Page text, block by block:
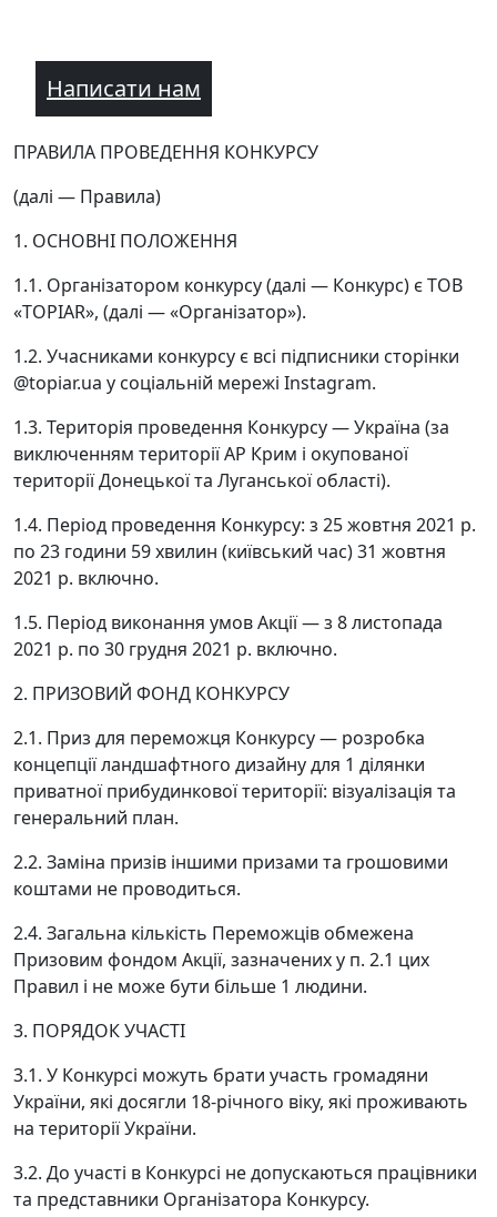
Написати нам
ПРАВИЛА ПРОВЕДЕННЯ КОНКУРСУ
(далі — Правила)
1. ОСНОВНІ ПОЛОЖЕННЯ
1.1. Організатором конкурсу (далі — Конкурс) є ТОВ
«TOPIAR», (далі — «Організатор»).
1.2. Учасниками конкурсу є всі підписники сторінки
@topiar.ua у соціальній мережі Instagram.
1.3. Територія проведення Конкурсу — Україна (за
виключенням території АР Крим і окупованої
території Донецької та Луганської області).
1.4. Період проведення Конкурсу: з 25 жовтня 2021 р.
по 23 години 59 хвилин (київський час) 31 жовтня
2021 р. включно.
1.5. Період виконання умов Акції — з 8 листопада
2021 р. по 30 грудня 2021 р. включно.
2. ПРИЗОВИЙ ФОНД КОНКУРСУ
2.1. Приз для переможця Конкурсу — розробка
концепції ландшафтного дизайну для 1 ділянки
приватної прибудинкової території: візуалізація та
генеральний план.
2.2. Заміна призів іншими призами та грошовими
коштами не проводиться.
2.4. Загальна кількість Переможців обмежена
Призовим фондом Акції, зазначених у п. 2.1 цих
Правил і не може бути більше 1 людини.
3. ПОРЯДОК УЧАСТІ
3.1. У Конкурсі можуть брати участь громадяни
України, які досягли 18-річного віку, які проживають
на території України.
3.2. До участі в Конкурсі не допускаються працівники
та представники Організатора Конкурсу.